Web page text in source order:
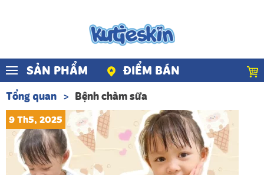
Skip to main content
SẢN PHẨM ĐIỂM BÁN
Tổng quan Bệnh chàm sữa
9 Th5, 2025